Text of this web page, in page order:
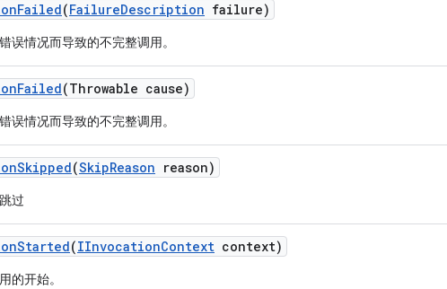
Failed(FailureDescription failure)
误情况而导致的不完整调用。
Failed(Throwable cause)
误情况而导致的不完整调用。
Skipped(SkipReason reason)
过
Started(IInvocationContext context)
的开始。